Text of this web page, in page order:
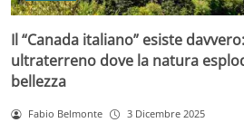
Il “Canada italiano” esiste
ultraterreno dove la natura
bellezza
Fabio Belmonte 3 Dicembre 2025